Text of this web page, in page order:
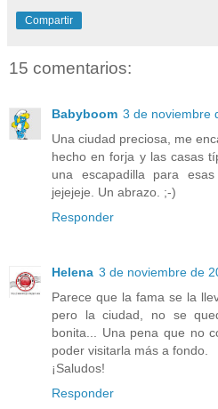
Compartir
15 comentarios:
Babyboom 3 de noviembre
Una ciudad preciosa, me
hecho en forja y las casas
una escapadilla para
jejejeje. Un abrazo. ;-)
Responder
Helena 3 de noviembre de
Parece que la fama se la
pero la ciudad, no se
bonita... Una pena que no
poder visitarla más a fondo.
¡Saludos!
Responder